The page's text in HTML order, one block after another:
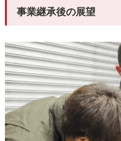
事業継承後の展望